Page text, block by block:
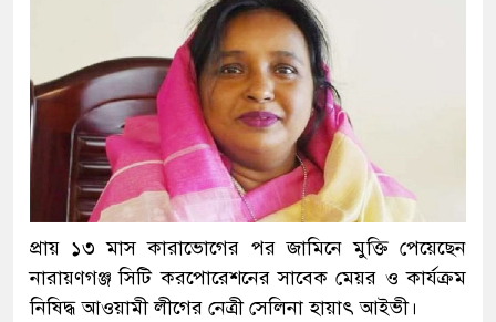
প্রায় ১৩ মাস কারাভোগের পর জামিনে মুক্তি পেয়েছেন
নারায়ণগঞ্জ সিটি করপোরেশনের সাবেক মেয়র ও কার্যক্রম
নিষিদ্ধ আওয়ামী লীগের নেত্রী সেলিনা হায়াৎ আইভী।